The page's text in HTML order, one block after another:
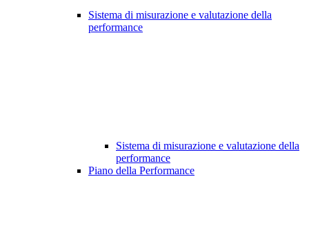
Sistema di misurazione e valutazione della
performance
Sistema di misurazione e valutazione della
performance
Piano della Performance